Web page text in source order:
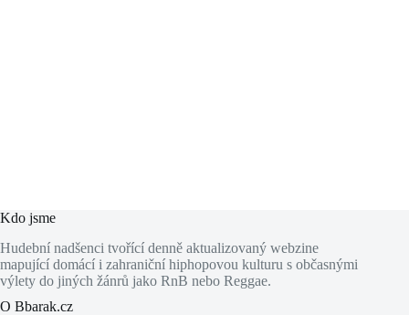
Kdo jsme
Hudební nadšenci tvořící denně aktualizovaný webzine
mapující domácí i zahraniční hiphopovou kulturu s občasnými
výlety do jiných žánrů jako RnB nebo Reggae.
O Bbarak.cz